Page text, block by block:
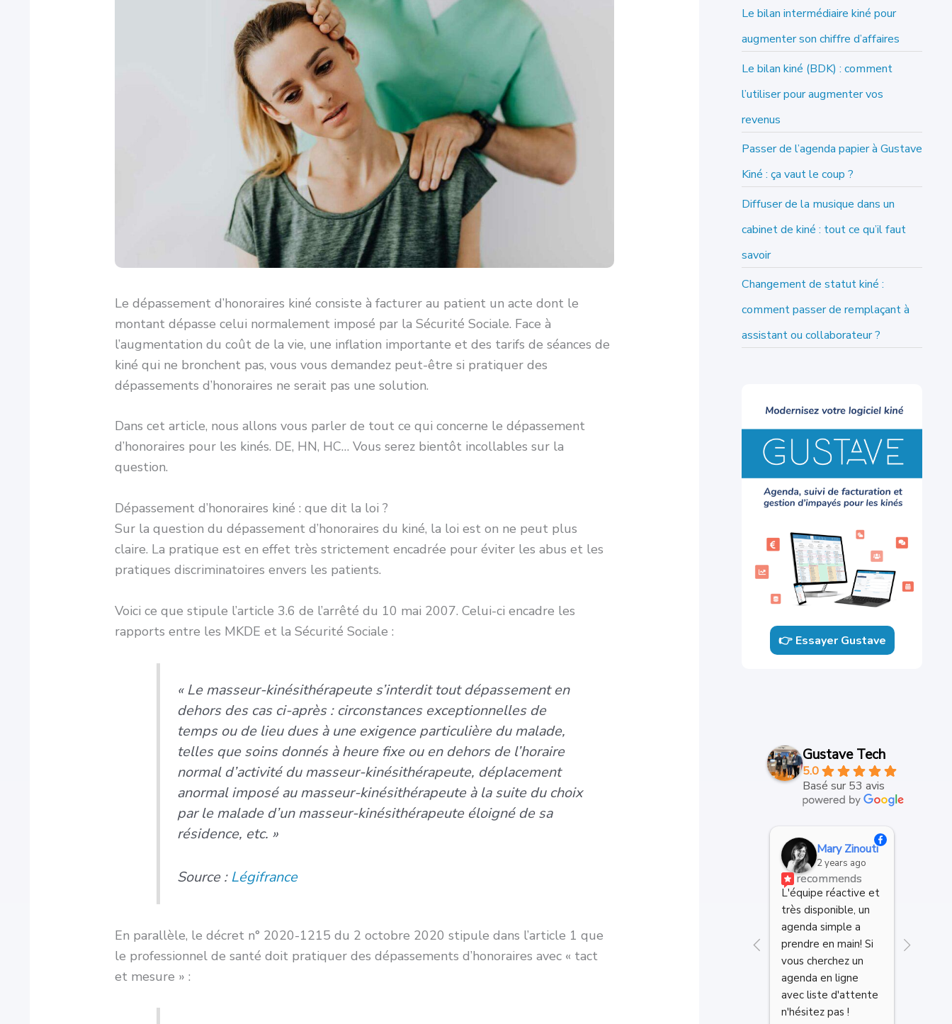
Le dépassement d’honoraires kiné consiste à facturer au patient un acte dont le
montant dépasse celui normalement imposé par la Sécurité Sociale. Face à
l’augmentation du coût de la vie, une inflation importante et des tarifs de séances de
kiné qui ne bronchent pas, vous vous demandez peut-être si pratiquer des
dépassements d’honoraires ne serait pas une solution.
Dans cet article, nous allons vous parler de tout ce qui concerne le dépassement
d’honoraires pour les kinés. DE, HN, HC… Vous serez bientôt incollables sur la
question.
Dépassement d’honoraires kiné : que dit la loi ?
Sur la question du dépassement d’honoraires du kiné, la loi est on ne peut plus
claire. La pratique est en effet très strictement encadrée pour éviter les abus et les
pratiques discriminatoires envers les patients.
Voici ce que stipule l’article 3.6 de l’arrêté du 10 mai 2007. Celui-ci encadre les
rapports entre les MKDE et la Sécurité Sociale :
« Le masseur-kinésithérapeute s’interdit tout dépassement en
dehors des cas ci-après : circonstances exceptionnelles de
temps ou de lieu dues à une exigence particulière du malade,
telles que soins donnés à heure fixe ou en dehors de l’horaire
normal d’activité du masseur-kinésithérapeute, déplacement
anormal imposé au masseur-kinésithérapeute à la suite du choix
par le malade d’un masseur-kinésithérapeute éloigné de sa
résidence, etc. »
Source :Légifrance
En parallèle, le décret n° 2020-1215 du 2 octobre 2020 stipule dans l’article 1 que
le professionnel de santé doit pratiquer des dépassements d’honoraires avec « tact
et mesure » :
c
r
Le bilan intermédiaire kiné pour
augmenter son chiffre d’affaires
Le bilan kiné (BDK) : comment
l’utiliser pour augmenter vos
revenus
Passer de l’agenda papier à Gustave
Kiné : ça vaut le coup ?
Diffuser de la musique dans un
cabinet de kiné : tout ce qu’il faut
savoir
Changement de statut kiné :
comment passer de remplaçant à
assistant ou collaborateur ?
👉 Essayer Gustave
Gustave Tech
5.0
Basé sur 53 avis
Mary Zinouti
2 years ago
recommends
L'équipe réactive et
très disponible, un
agenda simple a
prendre en main! Si
vous cherchez un
agenda en ligne
avec liste d'attente
n'hésitez pas !
cabinet.